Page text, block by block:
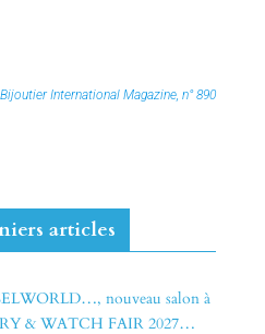
International Magazine, n° 890
articles